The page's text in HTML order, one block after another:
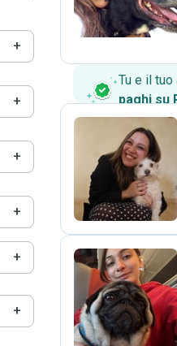
+
+
+
+
+
+
Tu e il
paghi su
L
G